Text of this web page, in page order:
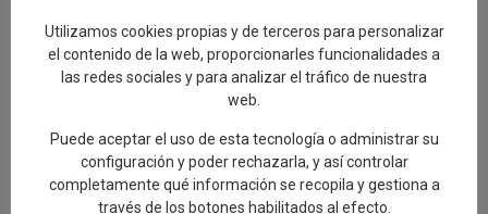
30.07.2026
Talavera de la Reina, a New Paradigm
Éxito de participación en la segunda ruta
de las Santas Alfareras
26.07.2026
Utilizamos cookies propias y de terceros para personalizar
el contenido de la web, proporcionarles funcionalidades a
las redes sociales y para analizar el tráfico de nuestra
web.
Puede aceptar el uso de esta tecnología o administrar su
configuración y poder rechazarla, y así controlar
completamente qué información se recopila y gestiona a
través de los botones habilitados al efecto.